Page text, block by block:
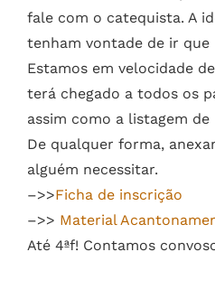
fale com o catequista. A
tenham vontade de ir que
Estamos em velocidade
terá chegado a todos os
assim como a listagem
De qualquer forma,
alguém necessitar.
–>>Ficha de inscrição
–>> Material
Até 4ªf! Contamos